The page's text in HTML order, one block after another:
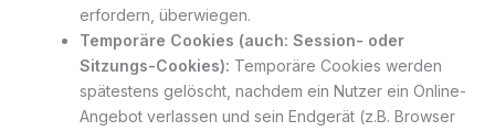
erfordern, überwiegen.
Temporäre Cookies (auch: Session- oder
Sitzungs-Cookies): Temporäre Cookies werden
spätestens gelöscht, nachdem ein Nutzer ein Online-
Angebot verlassen und sein Endgerät (z.B. Browser